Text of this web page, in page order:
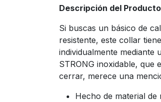
Descripción del Producto
Si buscas un básico de
resistente, este collar
individualmente
STRONG inoxidable,
cerrar, merece una
Hecho de material de